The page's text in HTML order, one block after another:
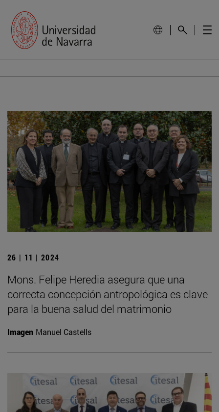
26 | 11 | 2024
Mons. Felipe Heredia asegura que una
correcta concepción antropológica es clave
para la buena salud del matrimonio
Imagen Manuel Castells